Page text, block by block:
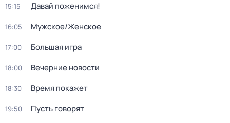
15:15 Давай поженимся!
16:05 Мужское/Женское
17:00 Большая игра
18:00 Вечерние новости
18:30 Время покажет
19:50 Пусть говорят